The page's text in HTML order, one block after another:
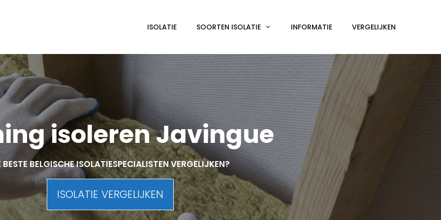
ISOLATIE SOORTEN ISOLATIE INFORMATIE VERGELIJKEN
isoleren Javingue
BESTE BELGISCHE ISOLATIESPECIALISTEN VERGELIJKEN?
ISOLATIE VERGELIJKEN